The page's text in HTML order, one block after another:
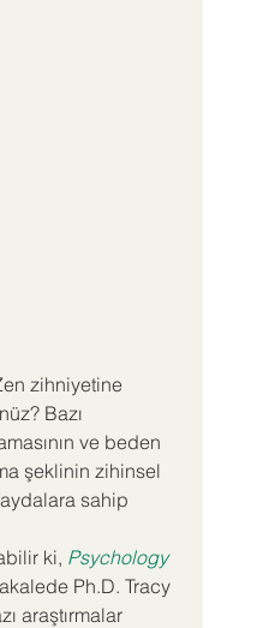
zihniyetine
Bazı
ve beden
şeklinin zihinsel
sahip
ki, Psychology
Ph.D. Tracy
araştırmalar